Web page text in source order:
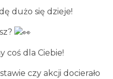
dużo się dzieje!
coś dla Ciebie!
czy akcji docierało